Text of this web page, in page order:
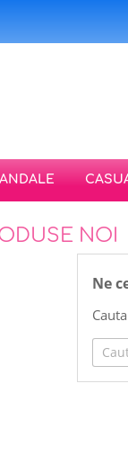
NOI
Ne